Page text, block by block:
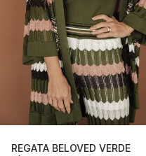
REGATA BELOVED VERDE